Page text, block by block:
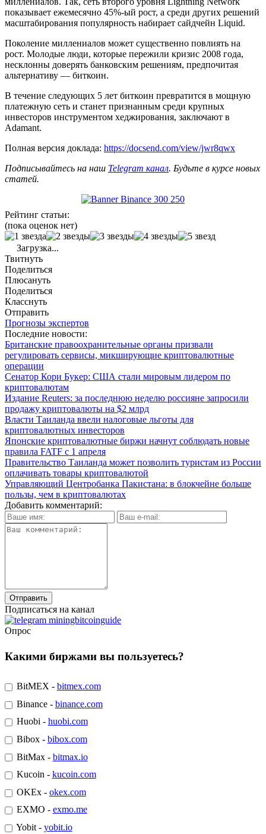
показывает ежемесячно 45%-ый рост, а среди других решений
масштабирования популярность набирает сайдчейн Liquid.
Поколение миллениалов может существенно повлиять на
рост. Молодые люди, которые пережили кризис 2008 года,
несклонны доверять банковским решениям, предпочитая
альтернативу — биткоин.
В течение следующих 5 лет биткоин превратится в мощную
платежную сеть и станет признанным среди крупных
инвесторов инструментом хеджирования, заключают в
Adamant.
Полная версия доклада: https://docsend.com/view/jwr8qwx
Подписывайтесь на наш Telegram канал. Будьте в курсе новых
статей.
Рейтинг статьи:
(пока оценок нет)
Загрузка...
Твитнуть
Поделиться
Плюсануть
Поделиться
Класснуть
Отправить
Прогнозы экспертов
Последние новости:
Британские правоохранительные органы призвали
регулировать сервисы, микширующие криптовалютные
операции
Сенатор Кори Букер: США стали мировым лидером по
криптовалютам
Издание Reuters: за последнюю неделю россияне запросили
продажу криптовалюты на $2 млрд
Власти Таиланда ввели налоговые льготы для
криптовалютных инвесторов
Японские криптовалютные биржи начнут соблюдать новые
правила FATF с 1 апреля
Правительство Таиланда может позволить туристам из России
оплачивать товары криптовалютой
Управляющий Центробанка Пакистана: в блокчейне больше
пользы, чем в криптовалютах
Добавить комментарий:
Подписаться на канал
Опрос
Какими биржами вы пользуетесь?
BitMEX - bitmex.com
Binance - binance.com
Huobi - huobi.com
Bibox - bibox.com
BitMax - bitmax.io
Kucoin - kucoin.com
OKEx - okex.com
EXMO - exmo.me
Yobit - yobit.io